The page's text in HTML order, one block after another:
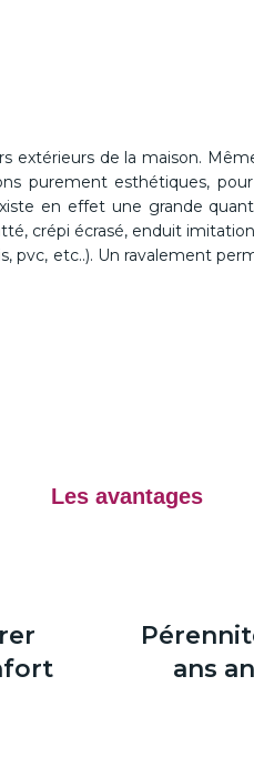
de la maison.
purement esthétiques,
en effet une grande
crépi écrasé, enduit imitation
pvc, etc..). Un ravalement
Les avantages
ans